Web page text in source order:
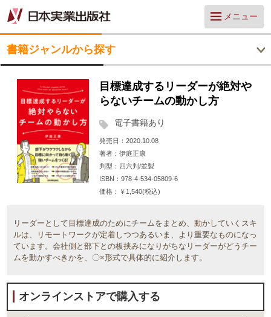
メニュー
書籍ジャンルから探す
目標達成するリーダーが絶対や
らないチームの動かし方
電子書籍あり
発売日
2020.10.08
著者
伊庭正康
判型
四六判/並製
ISBN
978-4-534-05809-6
価格
￥1,540(税込)
リーダーとして目標達成のためにチームをまとめ、動かしていくスキ
ルは、リモートワークが定着しつつあるいま、より重要なものになっ
ています。会社側と部下との板挟みになりがちなリーダーがどうチー
ムを動かすべきかを、〇×形式で具体的に紹介します。
オンラインストアで購入する